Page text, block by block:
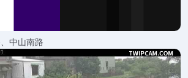
中山南路